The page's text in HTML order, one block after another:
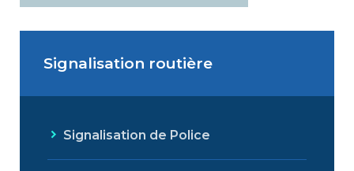
Signalisation routière
Signalisation de Police